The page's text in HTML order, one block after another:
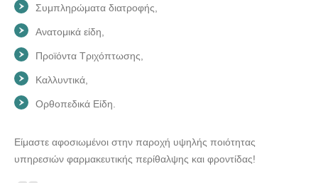
Συμπληρώματα διατροφής,
Ανατομικά είδη,
Προϊόντα Τριχόπτωσης,
Καλλυντικά,
Ορθοπεδικά Είδη.
Είμαστε αφοσιωμένοι στην παροχή υψηλής ποιότητας
υπηρεσιών φαρμακευτικής περίθαλψης και φροντίδας!